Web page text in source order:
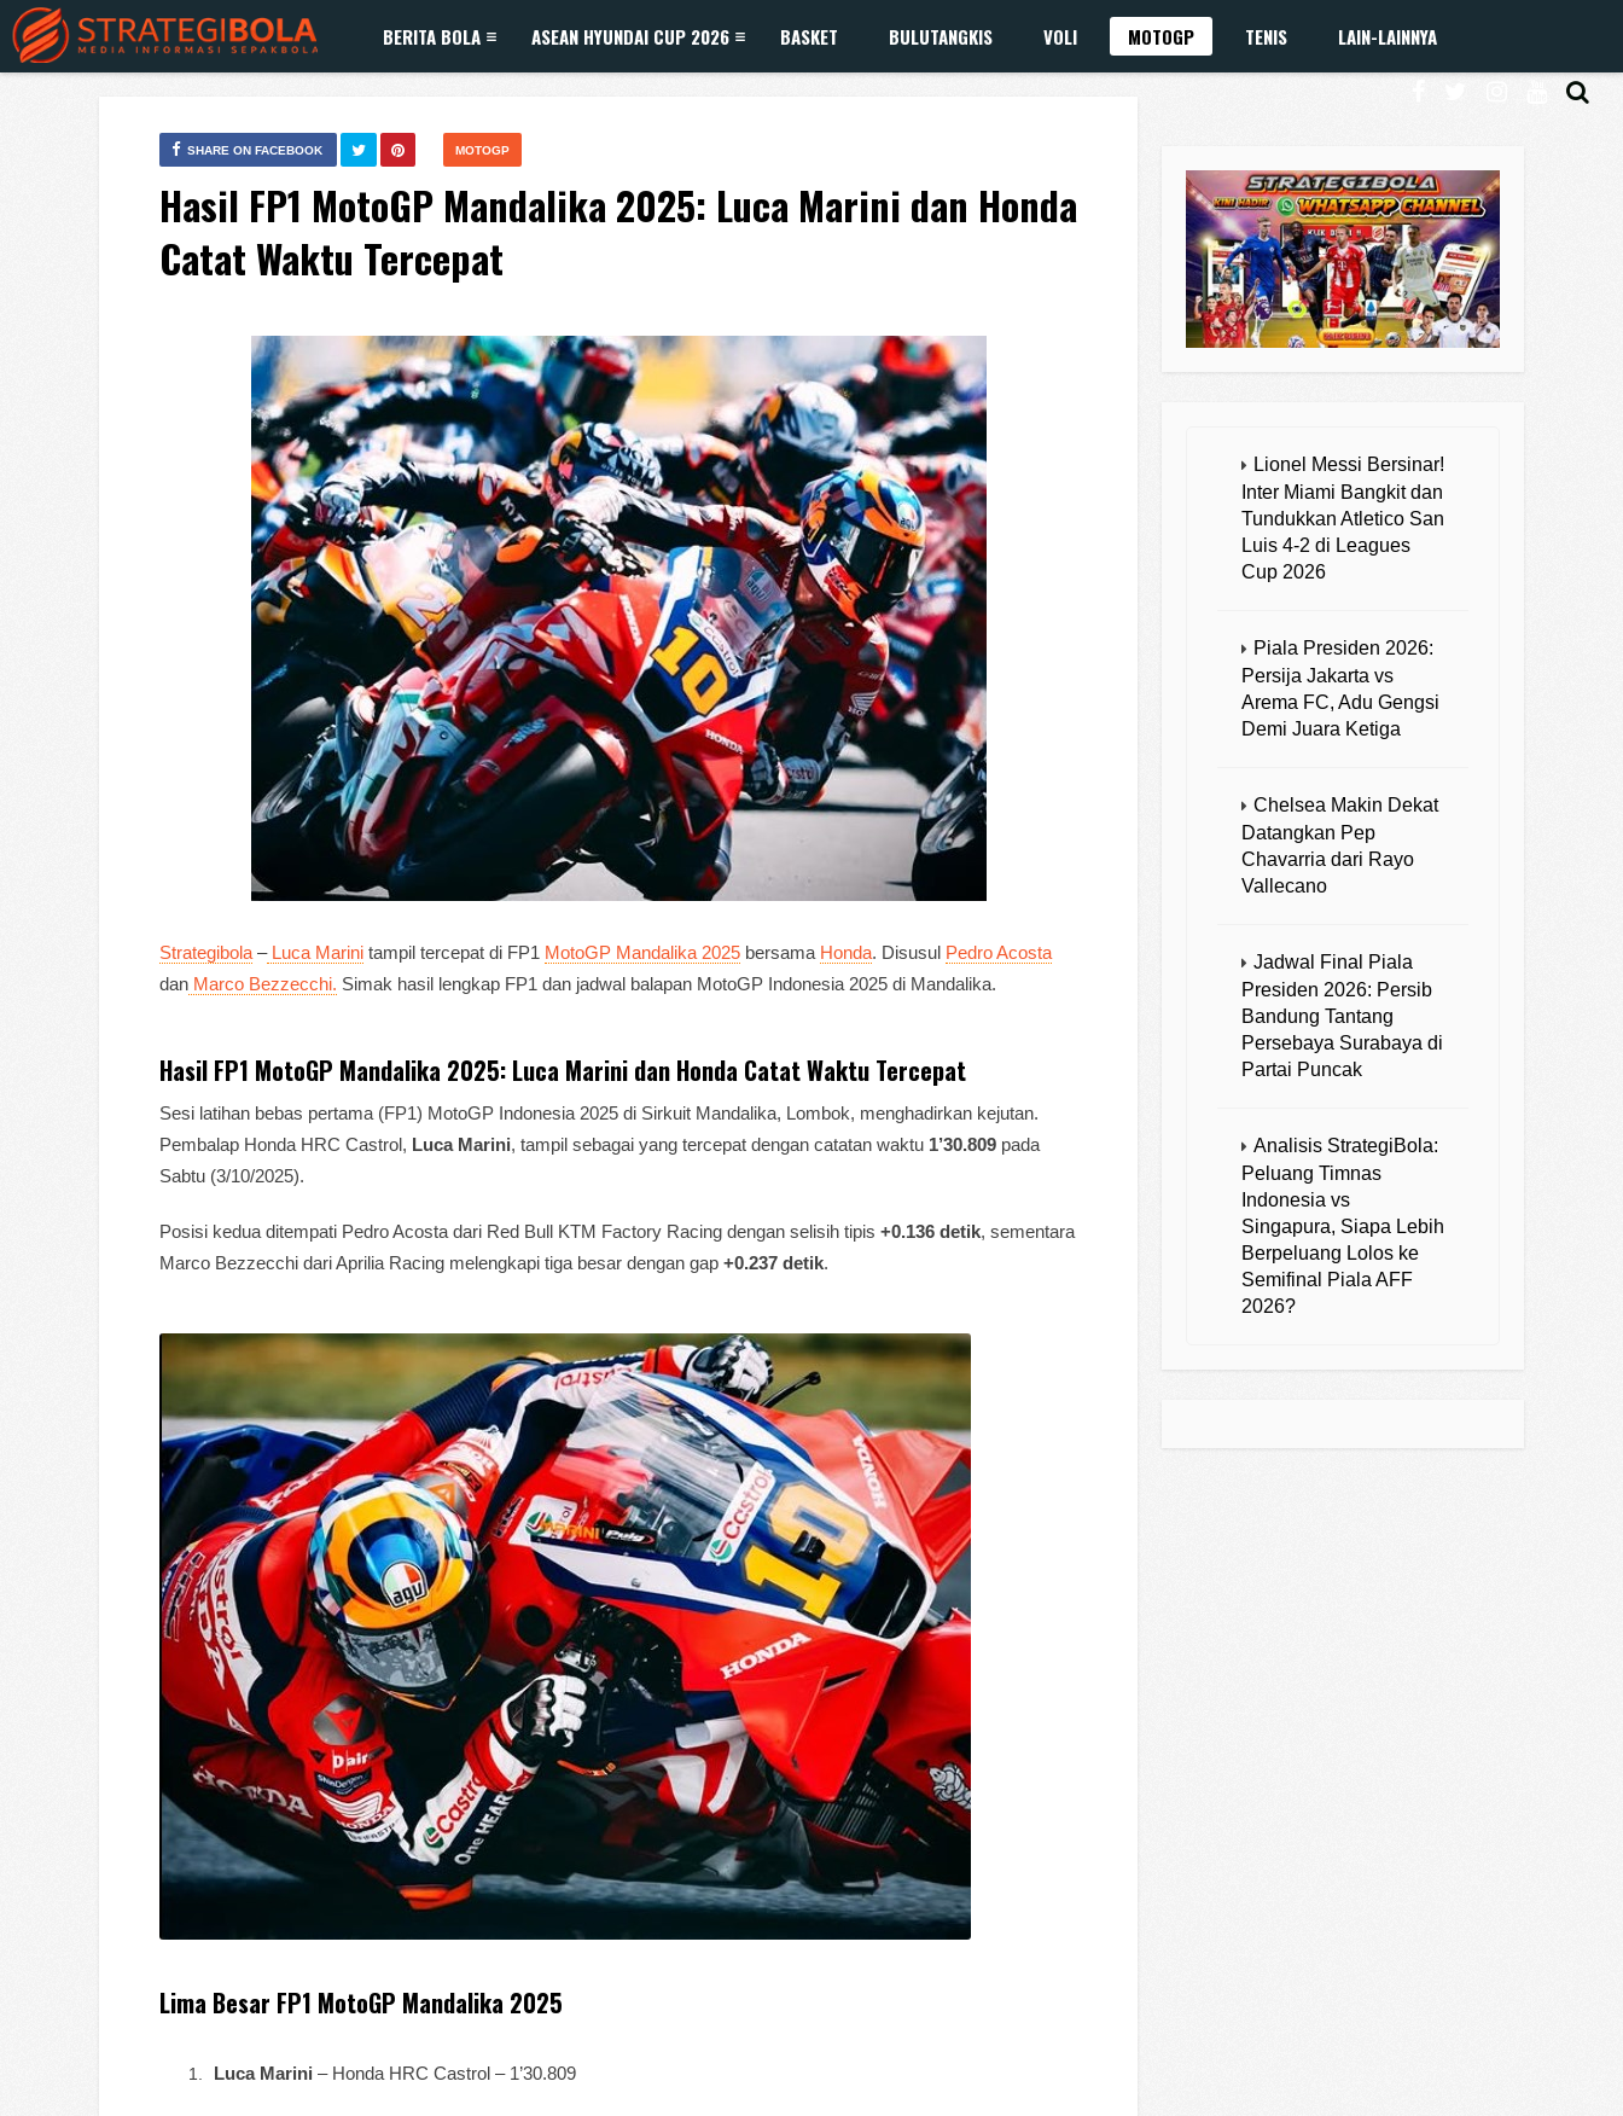
BERITA BOLA ASEAN HYUNDAI CUP 2026 BASKET BULUTANGKIS VOLI MOTOGP TENIS LAIN-LAINNYA
MOTOGP
SHARE ON FACEBOOK
Hasil FP1 MotoGP Mandalika 2025: Luca Marini dan Honda
Catat Waktu Tercepat
Strategibola –Luca Marini tampil tercepat di FP1 MotoGP Mandalika 2025 bersama Honda. Disusul Pedro Acosta
dan Marco Bezzecchi. Simak hasil lengkap FP1 dan jadwal balapan MotoGP Indonesia 2025 di Mandalika.
Hasil FP1 MotoGP Mandalika 2025: Luca Marini dan Honda Catat Waktu Tercepat
Sesi latihan bebas pertama (FP1) MotoGP Indonesia 2025 di Sirkuit Mandalika, Lombok, menghadirkan kejutan.
Pembalap Honda HRC Castrol, Luca Marini, tampil sebagai yang tercepat dengan catatan waktu 1’30.809 pada
Sabtu (3/10/2025).
Posisi kedua ditempati Pedro Acosta dari Red Bull KTM Factory Racing dengan selisih tipis +0.136 detik, sementara
Marco Bezzecchi dari Aprilia Racing melengkapi tiga besar dengan gap +0.237 detik.
Lima Besar FP1 MotoGP Mandalika 2025
Luca Marini – Honda HRC Castrol – 1’30.809
Lionel Messi Bersinar!
Inter Miami Bangkit dan
Tundukkan Atletico San
Luis 4-2 di Leagues
Cup 2026
Piala Presiden 2026:
Persija Jakarta vs
Arema FC, Adu Gengsi
Demi Juara Ketiga
Chelsea Makin Dekat
Datangkan Pep
Chavarria dari Rayo
Vallecano
Jadwal Final Piala
Presiden 2026: Persib
Bandung Tantang
Persebaya Surabaya di
Partai Puncak
Analisis StrategiBola:
Peluang Timnas
Indonesia vs
Singapura, Siapa Lebih
Berpeluang Lolos ke
Semifinal Piala AFF
2026?